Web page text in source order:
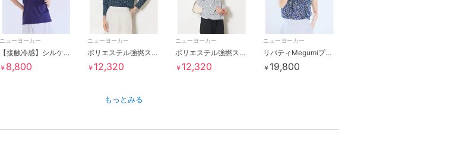
ニューヨーカー
【接触冷感】シルケットストライプ 前後切替えプルオーバー
￥ 8,800
ニューヨーカー
ポリエステル強撚スムース ドレープブラウス
￥ 12,320
ニューヨーカー
ポリエステル強撚スムース ボウタイブラウス
￥ 12,320
ニューヨーカー
リバティMegumiプリント ノースリーブシャーリングブラウス
￥ 19,800
もっとみる